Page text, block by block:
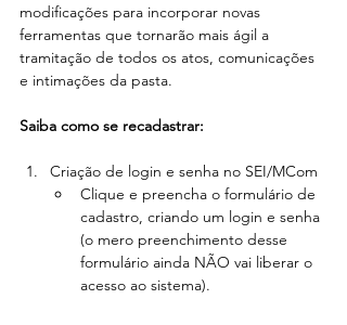
modificações para incorporar novas
ferramentas que tornarão mais ágil a
tramitação de todos os atos, comunicações
e intimações da pasta.
Saiba como se recadastrar:
Criação de login e senha no SEI/MCom
Clique e preencha o formulário de
cadastro, criando um login e senha
(o mero preenchimento desse
formulário ainda NÃO vai liberar o
acesso ao sistema).